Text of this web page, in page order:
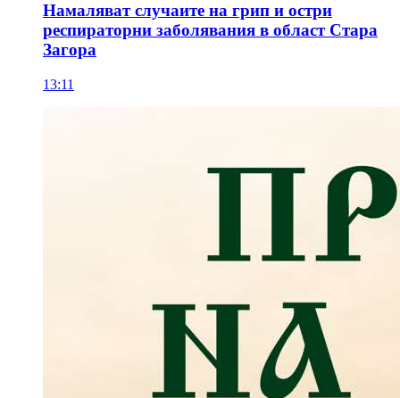
Намаляват случаите на грип и остри
респираторни заболявания в област Стара
Загора
13:11